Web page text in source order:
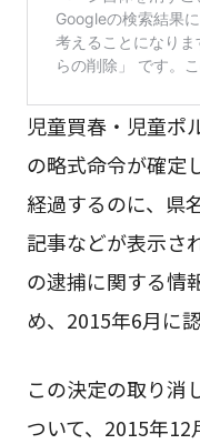
児童買春・児童ポ
の略式命令が確定
経過するのに、県
記事などが表示さ
の逮捕に関する情
め、2015年6月に
この決定の取り消
ついて、2015年